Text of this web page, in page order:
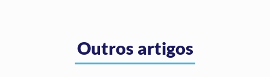
Outros artigos